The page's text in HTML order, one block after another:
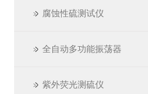
腐蚀性硫测试仪
全自动多功能振荡器
紫外荧光测硫仪